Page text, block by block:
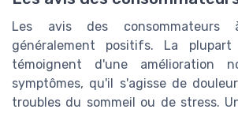
Les avis des consommateurs
généralement positifs. La
témoignent d'une amélioration
symptômes, qu'il s'agisse de
troubles du sommeil ou de stress.